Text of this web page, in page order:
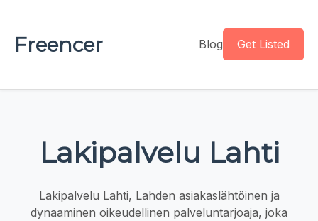
Freencer Blog Get Listed
Lakipalvelu Lahti
Lakipalvelu Lahti, Lahden asiakaslähtöinen ja
dynaaminen oikeudellinen palveluntarjoaja, joka